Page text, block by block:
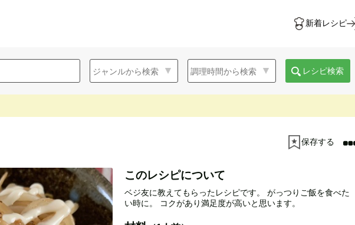
新着レシピ
レシピ検索
保存する
このレシピについて
ベジ友に教えてもらったレシピです。 がっつりご飯を食べた
い時に。 コクがあり満足度が高いと思います。